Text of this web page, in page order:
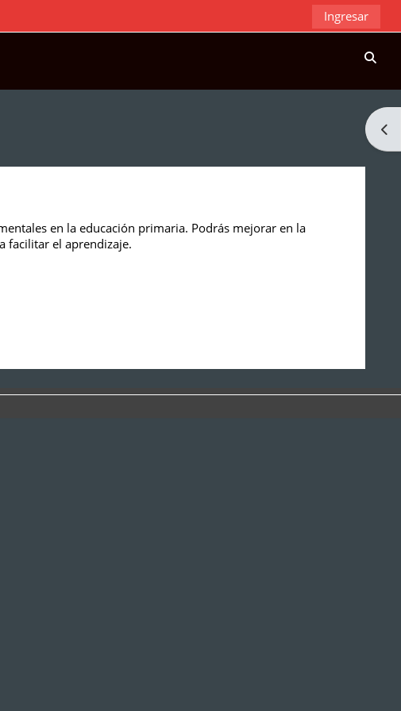
Ingresar
en la educación primaria. Podrás mejorar en la
facilitar el aprendizaje.